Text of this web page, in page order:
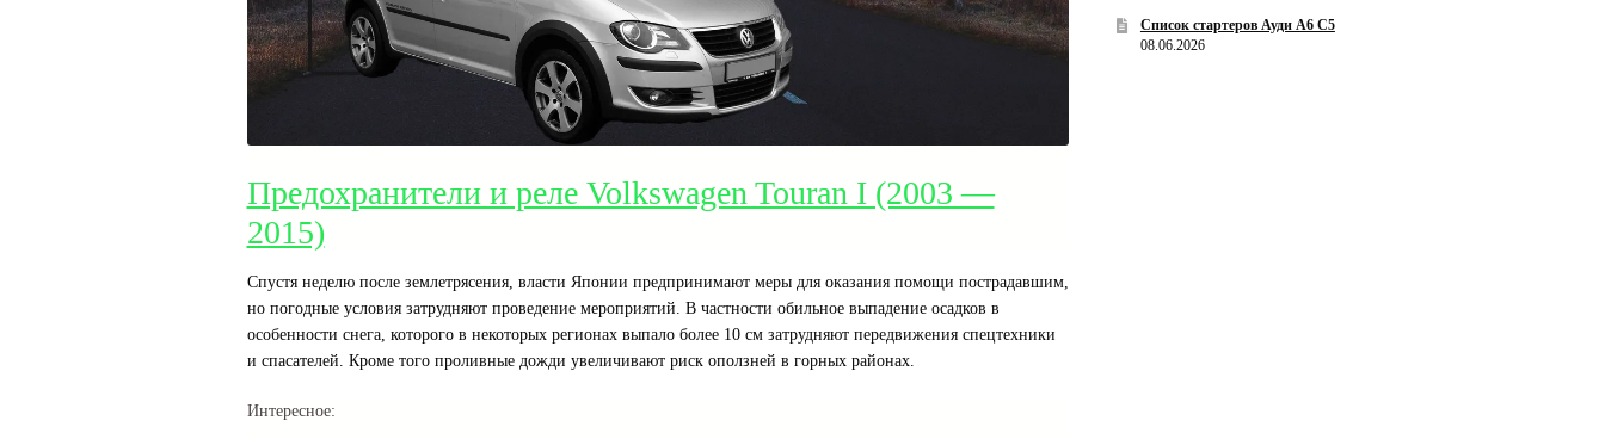
Предохранители и реле Volkswagen Touran I (2003 —
2015)
Спустя неделю после землетрясения, власти Японии предпринимают меры для оказания помощи пострадавшим,
но погодные условия затрудняют проведение мероприятий. В частности обильное выпадение осадков в
особенности снега, которого в некоторых регионах выпало более 10 см затрудняют передвижения спецтехники
и спасателей. Кроме того проливные дожди увеличивают риск оползней в горных районах.
Интересное:
Список стартеров Ауди А6 С5
08.06.2026